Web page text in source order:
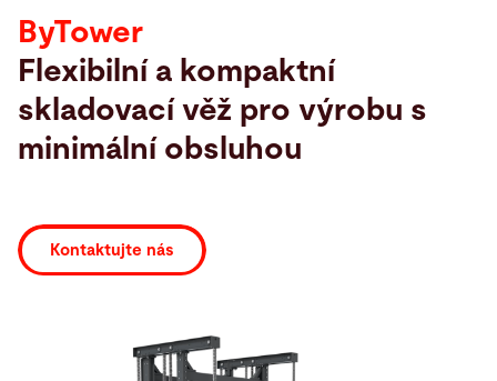
Newsroom
Společnost
ByTower
Flexibilní a kompaktní
skladovací věž pro výrobu s
minimální obsluhou
Kontaktujte nás